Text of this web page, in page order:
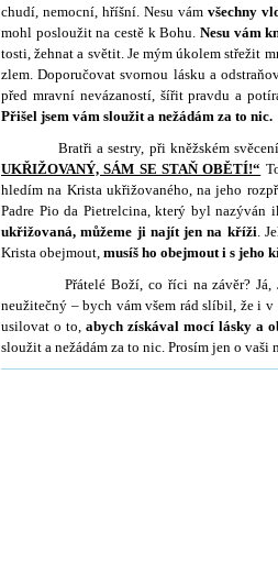
chudí, nemocní, hříšní. Nesu vám všechny
mohl posloužit na cestě k Bohu. Nesu vám
tosti, žehnat a světit. Je mým úkolem střežit
zlem. Doporučovat svornou lásku a
před mravní nevázaností, šířit pravdu a
Přišel jsem vám sloužit a nežádám za to nic.
Bratři a sestry, při kněžském svěcení
UKŘIŽOVANÝ, SÁM SE STAŇ OBĚTÍ!“
hledím na Krista ukřižovaného, na jeho
Padre Pio da Pietrelcina, který byl nazýván
ukři­žovaná, můžeme ji najít jen na kříži.
Krista obejmout, musíš ho obejmout i s jeho
Přátelé Boží, co říci na závěr? Já,
neužitečný – bych vám všem rád slíbil, že i
usilovat o to,abych získával mocí lásky a
sloužit a nežádám za to nic. Prosím jen o